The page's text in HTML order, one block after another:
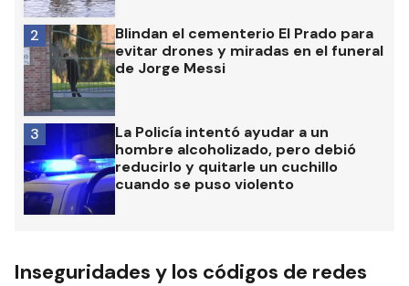
Blindan el cementerio El Prado para
evitar drones y miradas en el funeral
de Jorge Messi
2
La Policía intentó ayudar a un
hombre alcoholizado, pero debió
reducirlo y quitarle un cuchillo
cuando se puso violento
3
Inseguridades y los códigos de redes